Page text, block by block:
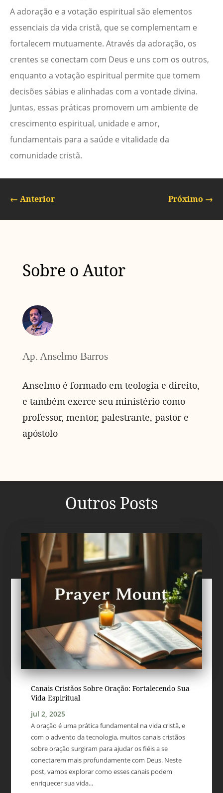
A adoração e a votação espiritual são elementos
essenciais da vida cristã, que se complementam e
fortalecem mutuamente. Através da adoração, os
crentes se conectam com Deus e uns com os outros,
enquanto a votação espiritual permite que tomem
decisões sábias e alinhadas com a vontade divina.
Juntas, essas práticas promovem um ambiente de
crescimento espiritual, unidade e amor,
fundamentais para a saúde e vitalidade da
comunidade cristã.
← Anterior Próximo →
Sobre o Autor
Ap. Anselmo Barros
Anselmo é formado em teologia e direito,
e também exerce seu ministério como
professor, mentor, palestrante, pastor e
apóstolo
Outros Posts
Canais Cristãos Sobre Oração: Fortalecendo Sua
Vida Espiritual
jul 2, 2025
A oração é uma prática fundamental na vida cristã, e
com o advento da tecnologia, muitos canais cristãos
sobre oração surgiram para ajudar os fiéis a se
conectarem mais profundamente com Deus. Neste
post, vamos explorar como esses canais podem
enriquecer sua vida...